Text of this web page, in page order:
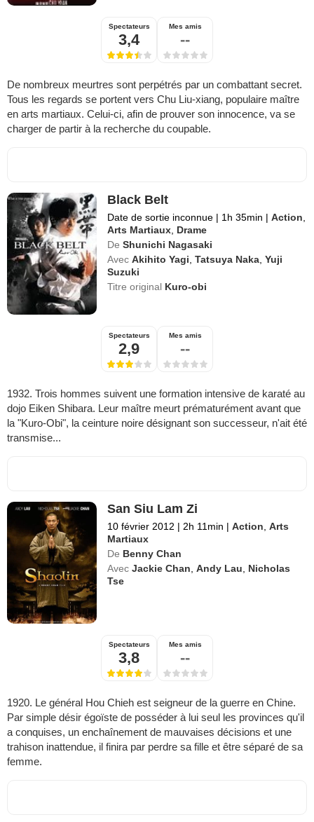
Spectateurs
3,4
Mes amis
--
De nombreux meurtres sont perpétrés par un combattant secret.
Tous les regards se portent vers Chu Liu-xiang, populaire maître
en arts martiaux. Celui-ci, afin de prouver son innocence, va se
charger de partir à la recherche du coupable.
Black Belt
Date de sortie inconnue | 1h 35min | Action,
Arts Martiaux, Drame
De Shunichi Nagasaki
Avec Akihito Yagi,Tatsuya Naka,Yuji
Suzuki
Titre original Kuro-obi
Spectateurs
2,9
Mes amis
--
1932. Trois hommes suivent une formation intensive de karaté au
dojo Eiken Shibara. Leur maître meurt prématurément avant que
la "Kuro-Obi", la ceinture noire désignant son successeur, n'ait été
transmise...
San Siu Lam Zi
10 février 2012 | 2h 11min | Action,Arts
Martiaux
De Benny Chan
Avec Jackie Chan,Andy Lau, Nicholas
Tse
Spectateurs
3,8
Mes amis
--
1920. Le général Hou Chieh est seigneur de la guerre en Chine.
Par simple désir égoïste de posséder à lui seul les provinces qu'il
a conquises, un enchaînement de mauvaises décisions et une
trahison inattendue, il finira par perdre sa fille et être séparé de sa
femme.